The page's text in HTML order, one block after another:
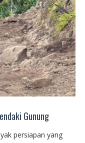
Gunung
persiapan yang